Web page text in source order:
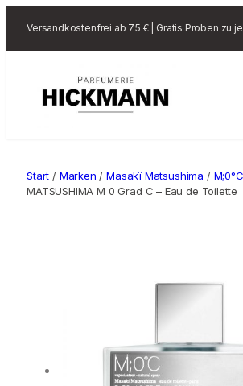
Versandkostenfrei ab 75 € | Gratis Proben zu
Start / Marken /Masakï Matsushima / M;0°C
MATSUSHIMA M 0 Grad C – Eau de Toilette